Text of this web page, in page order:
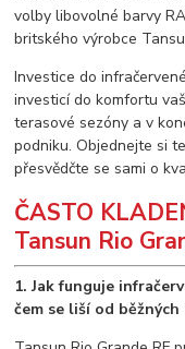
volby libovolné barvy
britského výrobce
Investice do
investicí do komfortu
terasové sezóny a v
podniku. Objednejte si
přesvědčte se sami o
ČASTO
Tansun Rio
1. Jak funguje
čem se liší od